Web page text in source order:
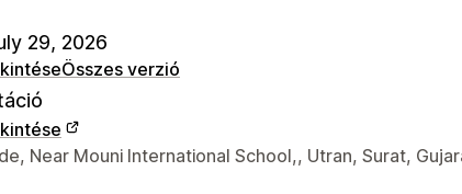
29, 2026
Összes verzió
adatai
Near Mouni International School,, Utran, Surat,